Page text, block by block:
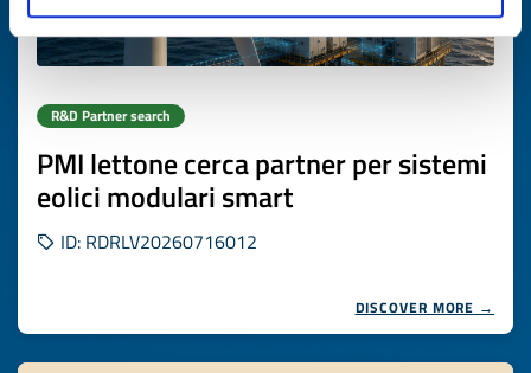
R&D Partner search
PMI lettone cerca partner per sistemi
eolici modulari smart
ID: RDRLV20260716012
DISCOVER MORE →